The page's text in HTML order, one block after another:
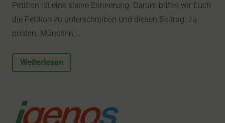
Petition ist eine kleine Erinnerung. Darum bitten wir Euch
die Petition zu unterschreiben und diesen Beitrag zu
posten. München,…
Weiterlesen